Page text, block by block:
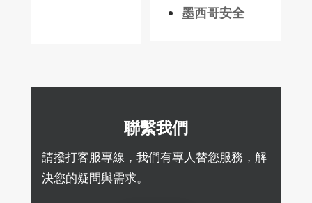
墨西哥安全
聯繫我們
請撥打客服專線，我們有專人替您服務，解
決您的疑問與需求。